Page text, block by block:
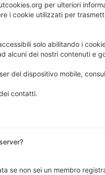
per ulteriori
i cookie utilizzati per
solo abilitando i
dei nostri contenuti e
del dispositivo mobile,
contatti.
se non sei un membro